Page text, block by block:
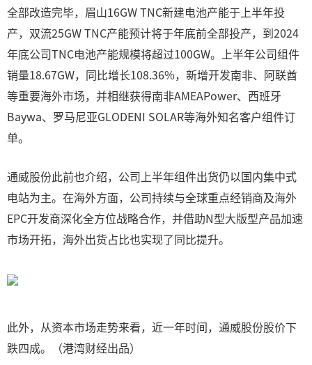
全部改造完毕，眉山16GW TNC新建电池产能于上半年投
产，双流25GW TNC产能预计将于年底前全部投产，到2024
年底公司TNC电池产能规模将超过100GW。上半年公司组件
销量18.67GW，同比增长108.36%，新增开发南非、阿联酋
等重要海外市场，并相继获得南非AMEAPower、西班牙
Baywa、罗马尼亚GLODENI SOLAR等海外知名客户组件订
单。
通威股份此前也介绍，公司上半年组件出货仍以国内集中式
电站为主。在海外方面，公司持续与全球重点经销商及海外
EPC开发商深化全方位战略合作，并借助N型大版型产品加速
市场开拓，海外出货占比也实现了同比提升。
此外，从资本市场走势来看，近一年时间，通威股份股价下
跌四成。（港湾财经出品）